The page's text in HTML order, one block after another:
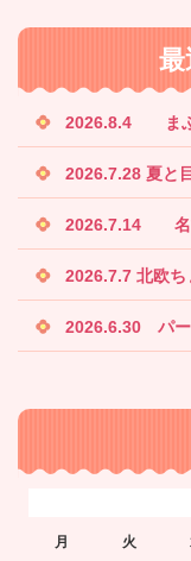
2026.8.4 まぶ
2026.7.28
2026.7.14 名
2026.7.7 北欧ち
2026.6.30 パー
月 火